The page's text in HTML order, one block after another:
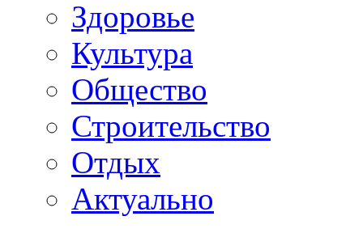
Здоровье
Культура
Общество
Строительство
Отдых
Актуально